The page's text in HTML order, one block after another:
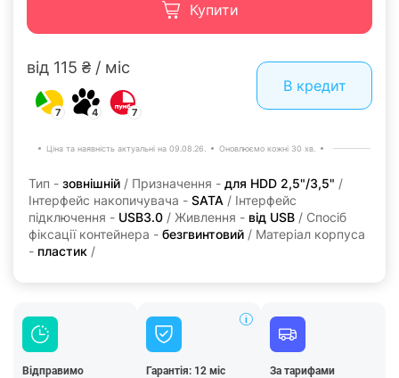
Купити
від 115 ₴ / міс
7 4 7
В кредит
Ціна та наявність актуальні на 09.08.26. Оновлюємо кожні 30 хв.
Тип - зовнішній / Призначення - для HDD 2,5"/3,5" /
Інтерфейс накопичувача - SATA / Інтерфейс
підключення - USB3.0 / Живлення - від USB / Спосіб
фіксації контейнера - безгвинтовий / Матеріал корпуса
- пластик /
Відправимо
Гарантія: 12 міс
За тарифами